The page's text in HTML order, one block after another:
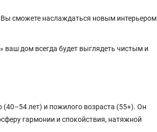
Вы сможете наслаждаться новым интерьером
ваш дом всегда будет выглядеть чистым и
лет) и пожилого возраста (55+). Он
гармонии и спокойствия, натяжной